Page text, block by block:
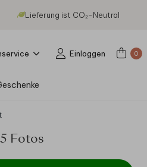
Lieferung ist CO₂-Neutral
Einloggen 0
Fotos